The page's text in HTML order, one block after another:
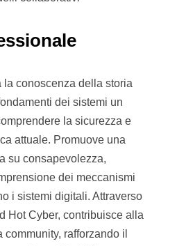
conoscenza della storia
dei sistemi un
la sicurezza e
attuale. Promuove una
su consapevolezza,
dei meccanismi
i sistemi digitali. Attraverso
Hot Cyber, contribuisce alla
rafforzando il